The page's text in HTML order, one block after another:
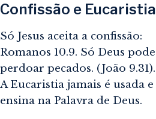
Confissão e Eucaristia
Só Jesus aceita a confissão:
Romanos 10.9. Só Deus pode
perdoar pecados. (João 9.31).
A Eucaristia jamais é usada e
ensina na Palavra de Deus.